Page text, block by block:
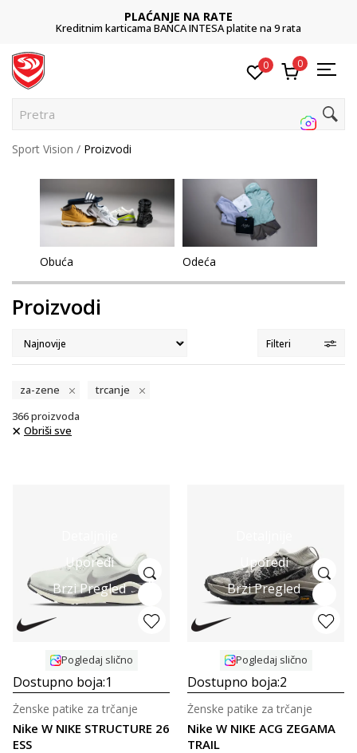
POZOVITE NAS
011 422 1422
0 0
Pretraži sajt
Sport Vision Proizvodi
Obuća Odeća
Proizvodi
Filteri
za-zene
trcanje
366proizvoda
Obriši sve
Uporedi
Brzi Pregled
Pogledaj slično
Dostupno boja:1
Nike W NIKE STRUCTURE 26
ESS
Ženske patike za trčanje
Uporedi
Brzi Pregled
Pogledaj slično
Dostupno boja:2
Nike W NIKE ACG ZEGAMA
TRAIL
Ženske patike za trčanje